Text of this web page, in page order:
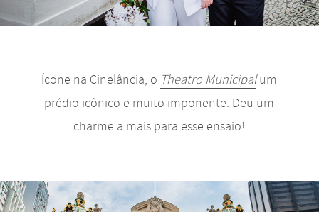
Ícone na Cinelância, o Theatro Municipalum
prédio icônico e muito imponente. Deu um
charme a mais para esse ensaio!